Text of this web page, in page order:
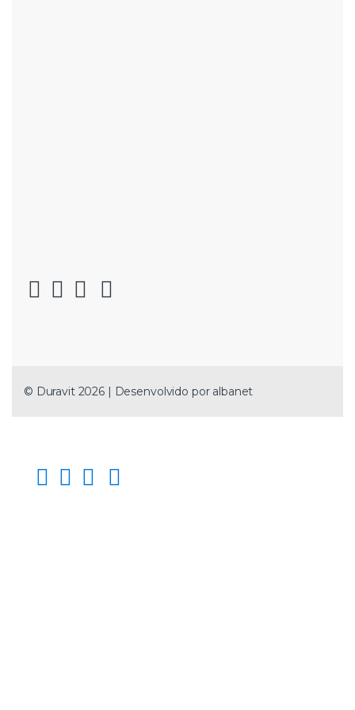
© Duravit 2026 | Desenvolvido por albanet